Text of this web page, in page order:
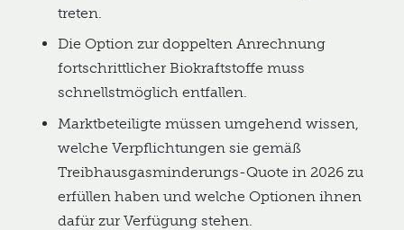
treten.
Die Option zur doppelten Anrechnung
fortschrittlicher Biokraftstoffe muss
schnellstmöglich entfallen.
Marktbeteiligte müssen umgehend wissen,
welche Verpflichtungen sie gemäß
Treibhausgasminderungs-Quote in 2026 zu
erfüllen haben und welche Optionen ihnen
dafür zur Verfügung stehen.